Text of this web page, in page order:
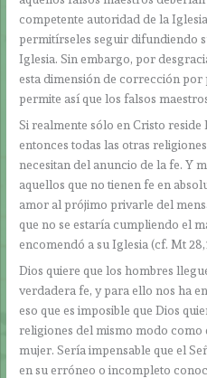
competente autoridad de la
permitírseles seguir difundiendo
Iglesia. Sin embargo, por
esta dimensión de corrección por
permite así que los falsos
Si realmente sólo en Cristo
entonces todas las otras
necesitan del anuncio de la fe. Y
aquellos que no tienen fe en
amor al prójimo privarle del
que no se estaría cumpliendo el
encomendó a su Iglesia (cf. Mt
Dios quiere que los hombres
verdadera fe, y para ello nos ha
eso que es imposible que Dios
religiones del mismo modo
mujer. Sería impensable que el
en su erróneo o incompleto